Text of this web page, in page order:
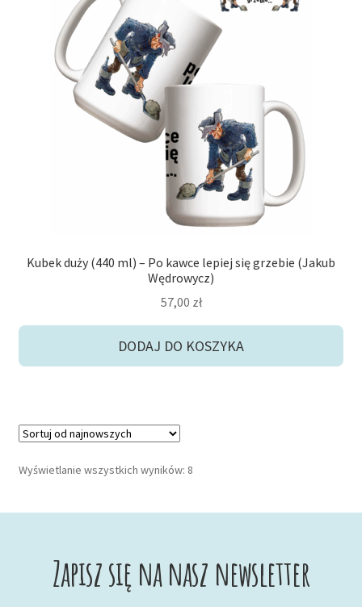
Kubek duży (440 ml) – Po kawce lepiej się grzebie (Jakub
Wędrowycz)
57,00 zł
DODAJ DO KOSZYKA
Wyświetlanie wszystkich wyników: 8Posortowane
Zapisz się na nasz newsletter